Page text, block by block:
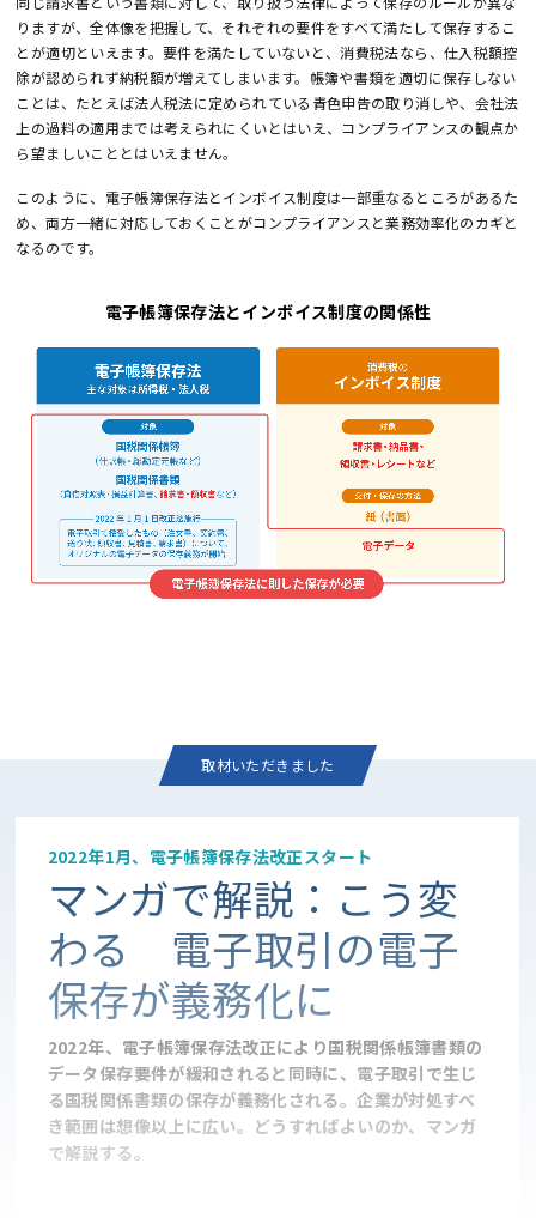
りますが、全体像を把握して、それぞれの要件をすべて満たして保存するこ
とが適切といえます。要件を満たしていないと、消費税法なら、仕入税額控
除が認められず納税額が増えてしまいます。帳簿や書類を適切に保存しない
ことは、たとえば法人税法に定められている青色申告の取り消しや、会社法
上の過料の適用までは考えられにくいとはいえ、コンプライアンスの観点か
ら望ましいこととはいえません。
このように、電子帳簿保存法とインボイス制度は一部重なるところがあるた
め、両方一緒に対応しておくことがコンプライアンスと業務効率化のカギと
なるのです。
電子帳簿保存法とインボイス制度の関係性
取材いただきました